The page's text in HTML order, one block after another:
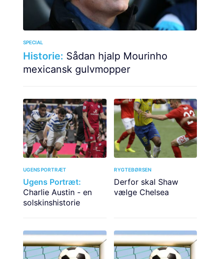
SPECIAL
Historie: Sådan hjalp Mourinho
mexicansk gulvmopper
UGENS PORTRÆT
Ugens Portræt:
Charlie Austin - en
solskinshistorie
RYGTEBØRSEN
Derfor skal Shaw
vælge Chelsea